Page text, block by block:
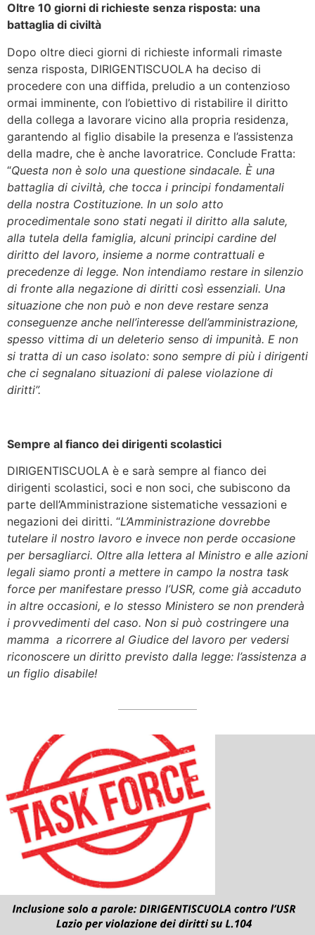
Oltre 10 giorni di richieste senza risposta: una
battaglia di civiltà
Dopo oltre dieci giorni di richieste informali rimaste
senza risposta, DIRIGENTISCUOLA ha deciso di
procedere con una diffida, preludio a un contenzioso
ormai imminente, con l’obiettivo di ristabilire il diritto
della collega a lavorare vicino alla propria residenza,
garantendo al figlio disabile la presenza e l’assistenza
della madre, che è anche lavoratrice. Conclude Fratta:
“Questa non è solo una questione sindacale. È una
battaglia di civiltà, che tocca i principi fondamentali
della nostra Costituzione. In un solo atto
procedimentale sono stati negati il diritto alla salute,
alla tutela della famiglia, alcuni principi cardine del
diritto del lavoro, insieme a norme contrattuali e
precedenze di legge. Non intendiamo restare in silenzio
di fronte alla negazione di diritti così essenziali. Una
situazione che non può e non deve restare senza
conseguenze anche nell’interesse dell’amministrazione,
spesso vittima di un deleterio senso di impunità. E non
si tratta di un caso isolato: sono sempre di più i dirigenti
che ci segnalano situazioni di palese violazione di
diritti”.
Sempre al fianco dei dirigenti scolastici
DIRIGENTISCUOLA è e sarà sempre al fianco dei
dirigenti scolastici, soci e non soci, che subiscono da
parte dell’Amministrazione sistematiche vessazioni e
negazioni dei diritti. “L’Amministrazione dovrebbe
tutelare il nostro lavoro e invece non perde occasione
per bersagliarci. Oltre alla lettera al Ministro e alle azioni
legali siamo pronti a mettere in campo la nostra task
force per manifestare presso l’USR, come già accaduto
in altre occasioni, e lo stesso Ministero se non prenderà
i provvedimenti del caso. Non si può costringere una
mamma a ricorrere al Giudice del lavoro per vedersi
riconoscere un diritto previsto dalla legge: l’assistenza a
un figlio disabile!